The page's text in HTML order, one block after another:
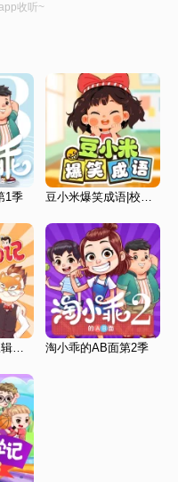
收听~
1季 豆小米爆笑成语|校园成长
胡小闹日记第三辑：“情商篇” 淘小乖的AB面第2季